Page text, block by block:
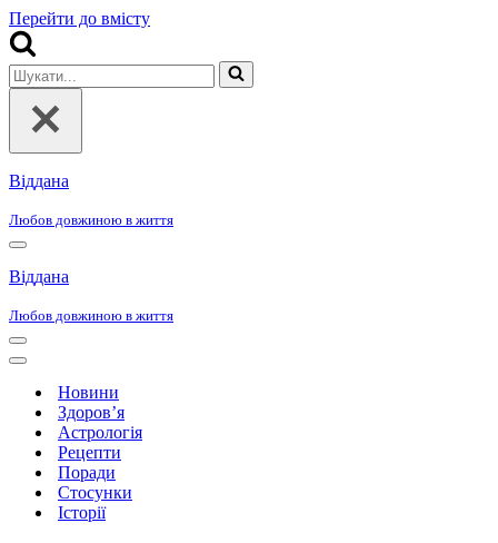
Перейти до вмісту
Шукати...
Віддана
Любов довжиною в життя
Меню
навігації
Віддана
Любов довжиною в життя
Меню
навігації
Меню
навігаціїНовини
Здоров’я
Астрологія
Рецепти
Поради
Стосунки
Історії